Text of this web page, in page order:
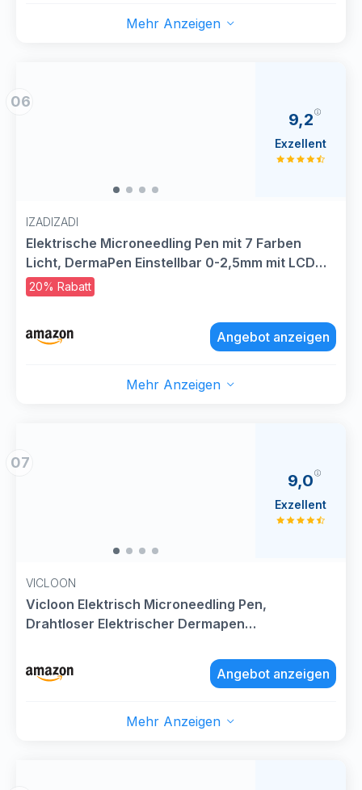
Mehr Anzeigen
06
IZADIZADI
Elektrische Microneedling Pen mit 7 Farben
Licht, DermaPen Einstellbar 0-2,5mm mit LCD
Bildschirm und 6 Stufen, Mit Hyaluron Serum
Hochdosiert (12 Patronen)
20% Rabatt
9,2
Exzellent
Angebot anzeigen
Mehr Anzeigen
07
VICLOON
Vicloon Elektrisch Microneedling Pen,
Drahtloser Elektrischer Dermapen
Einstellbar 0-2,5mm, Microneedle Haut
Reparatur Tool (inkl.12 Nadelköpfe)-Rosa
9,0
Exzellent
Angebot anzeigen
Mehr Anzeigen